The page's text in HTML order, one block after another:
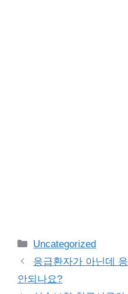
Categories
Uncategorized
응급환자가 아닌데
안되나요?